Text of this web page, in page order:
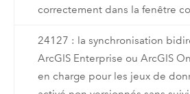
correctement dans la fenêtre
24127 : la synchronisation
ArcGIS Enterprise ou ArcGIS
en charge pour les jeux de